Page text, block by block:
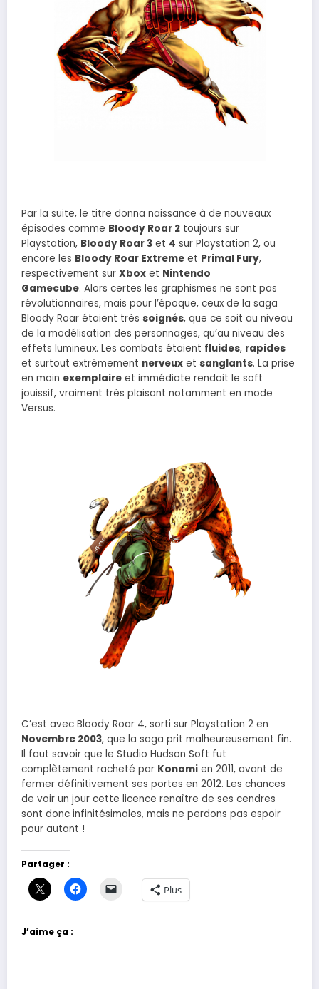
Par la suite, le titre donna naissance à de nouveaux
épisodes comme Bloody Roar 2 toujours sur
Playstation, Bloody Roar 3 et 4 sur Playstation 2, ou
encore les Bloody Roar Extreme et Primal Fury,
respectivement sur Xbox et Nintendo
Gamecube. Alors certes les graphismes ne sont pas
révolutionnaires, mais pour l’époque, ceux de la saga
Bloody Roar étaient très soignés, que ce soit au niveau
de la modélisation des personnages, qu’au niveau des
effets lumineux. Les combats étaient fluides, rapides
et surtout extrêmement nerveux et sanglants. La prise
en main exemplaire et immédiate rendait le soft
jouissif, vraiment très plaisant notamment en mode
Versus.
C’est avec Bloody Roar 4, sorti sur Playstation 2 en
Novembre 2003, que la saga prit malheureusement fin.
Il faut savoir que le Studio Hudson Soft fut
complètement racheté par Konami en 2011, avant de
fermer définitivement ses portes en 2012. Les chances
de voir un jour cette licence renaître de ses cendres
sont donc infinitésimales, mais ne perdons pas espoir
pour autant !
Partager :
Plus
J’aime ça :